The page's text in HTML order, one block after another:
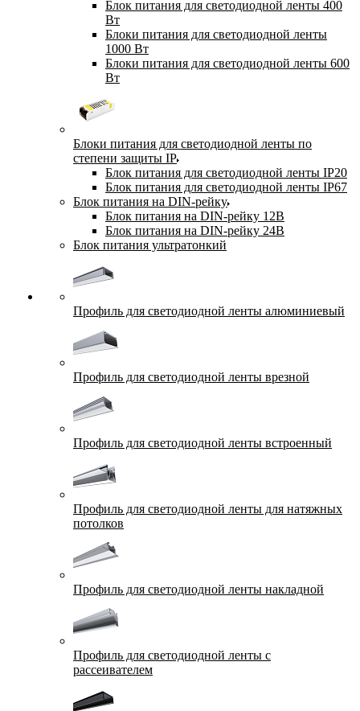
Блок питания для светодиодной ленты 400
Вт
Блоки питания для светодиодной ленты
1000 Вт
Блоки питания для светодиодной ленты 600
Вт
Блоки питания для светодиодной ленты по
степени защиты IP
Блок питания для светодиодной ленты IP20
Блок питания для светодиодной ленты IP67
Блок питания на DIN-рейку
Блок питания на DIN-рейку 12В
Блок питания на DIN-рейку 24В
Блок питания ультратонкий
Профиль для светодиодной ленты алюминиевый
Профиль для светодиодной ленты врезной
Профиль для светодиодной ленты встроенный
Профиль для светодиодной ленты для натяжных
потолков
Профиль для светодиодной ленты накладной
Профиль для светодиодной ленты с
рассеивателем